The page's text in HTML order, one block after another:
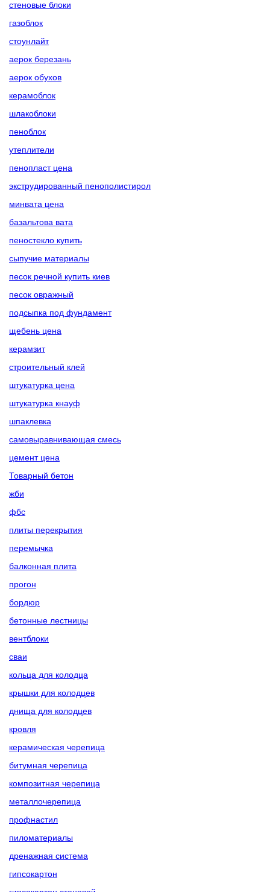
стеновые блоки
газоблок
стоунлайт
аерок березань
аерок обухов
керамоблок
шлакоблоки
пеноблок
утеплители
пенопласт цена
экструдированный пенополистирол
минвата цена
базальтова вата
пеностекло купить
сыпучие материалы
песок речной купить киев
песок овражный
подсыпка под фундамент
щебень цена
керамзит
строительный клей
штукатурка цена
штукатурка кнауф
шпаклевка
самовыравнивающая смесь
цемент цена
Товарный бетон
жби
фбс
плиты перекрытия
перемычка
балконная плита
прогон
бордюр
бетонные лестницы
вентблоки
сваи
кольца для колодца
крышки для колодцев
днища для колодцев
кровля
керамическая черепица
битумная черепица
композитная черепица
металлочерепица
профнастил
пиломатериалы
дренажная система
гипсокартон